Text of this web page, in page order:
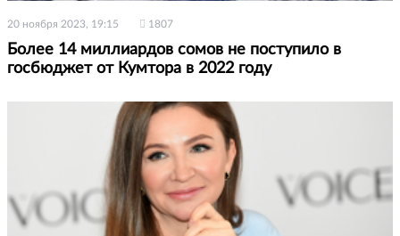
20 ноября 2023, 19:15 1807
Более 14 миллиардов сомов не поступило в
госбюджет от Кумтора в 2022 году